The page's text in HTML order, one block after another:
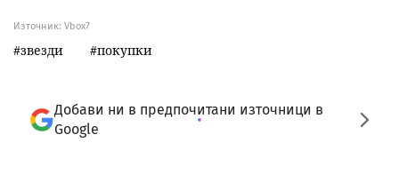
Източник: Vbox7
звезди покупки
Добави ни в предпочитани източници в
Google